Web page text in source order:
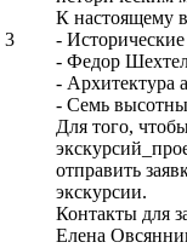
3
К настоящему
-
- Федор
- Архитектура
- Семь
Для того,
отправить
экскурсии.
Контакты для
Елена